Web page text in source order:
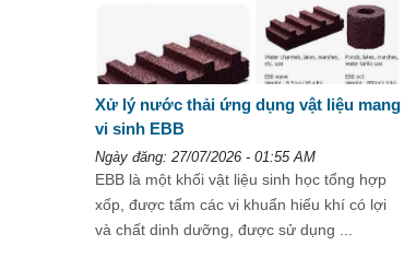
Xử lý nước thải ứng dụng vật liệu mang
vi sinh EBB
Ngày đăng: 27/07/2026 - 01:55 AM
EBB là một khối vật liệu sinh học tổng hợp
xốp, được tẩm các vi khuẩn hiếu khí có lợi
và chất dinh dưỡng, được sử dụng ...